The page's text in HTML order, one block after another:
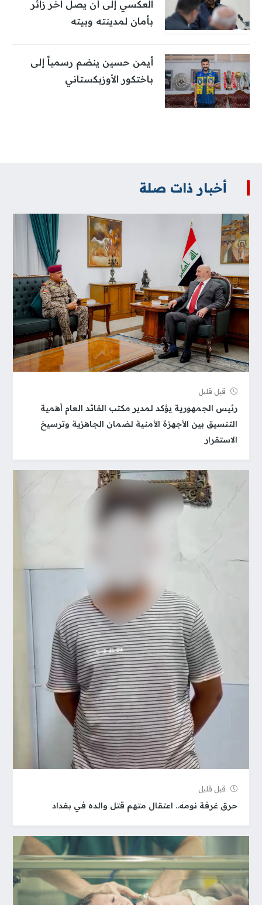
العكسي إلى أن يصل آخر زائر
بأمان لمدينته وبيته
أيمن حسين ينضم رسمياً إلى
باختكور الأوزبكستاني
أخبار ذات صلة
قبل قلیل
رئيس الجمهورية يؤكد لمدير مكتب القائد العام أهمية
التنسيق بين الأجهزة الأمنية لضمان الجاهزية وترسيخ
الاستقرار
قبل قلیل
حرق غرفة نومه.. اعتقال متهم قتل والده في بغداد